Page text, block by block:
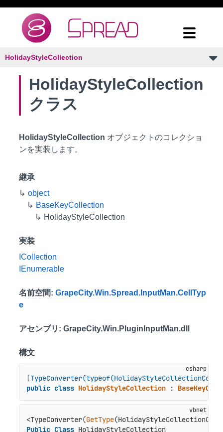
HolidayStyleCollection
HolidayStyleCollection
クラス
HolidayStyleCollection オブジェクトのコレクショ
ンを実装します。
継承
object
BaseKeyCollection
HolidayStyleCollection
実装
ICollection
IEnumerable
名前空間: GrapeCity.Win.Spread.InputMan.CellTyp
e
アセンブリ : GrapeCity.Win.PluginInputMan.dll
構文
[
public class HolidayStyleCollection :
<TypeConverter(GetType
Public Class HolidayStyleCollection